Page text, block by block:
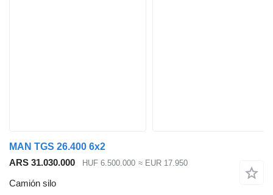
MAN TGS 26.400 6x2
ARS 31.030.000
HUF 6.500.000 ≈ EUR 17.950
Camión silo